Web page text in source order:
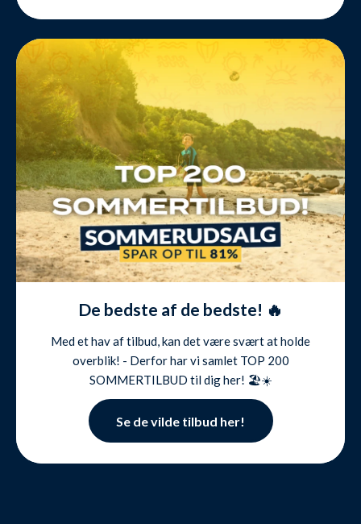
De bedste af de bedste! 🔥
Med et hav af tilbud, kan det være svært at holde
overblik! - Derfor har vi samlet TOP 200
SOMMERTILBUD til dig her! 🏖️☀️
Se de vilde tilbud her!